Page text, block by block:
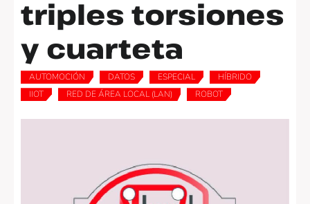
triples torsiones
y cuarteta
AUTOMOCIÓN DATOS ESPECIAL HÍBRIDO
IIOT
RED DE ÁREA LOCAL (LAN) ROBOT